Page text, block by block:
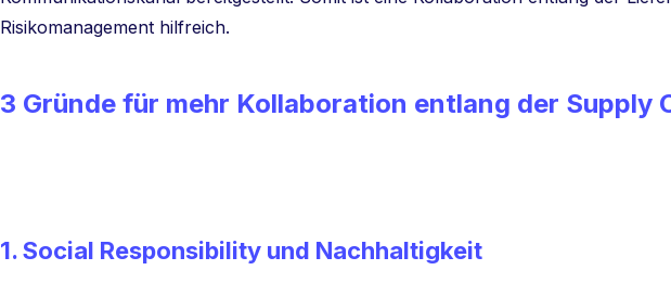
Risikomanagement hilfreich.
3 Gründe für mehr Kollaboration entlang der Supply
1. Social Responsibility und Nachhaltigkeit